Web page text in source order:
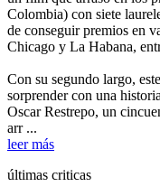
Colombia) con siete
de conseguir premios en
Chicago y La Habana,
Con su segundo largo, este
sorprender con una
Oscar Restrepo, un
arr ...
leer más
últimas criticas